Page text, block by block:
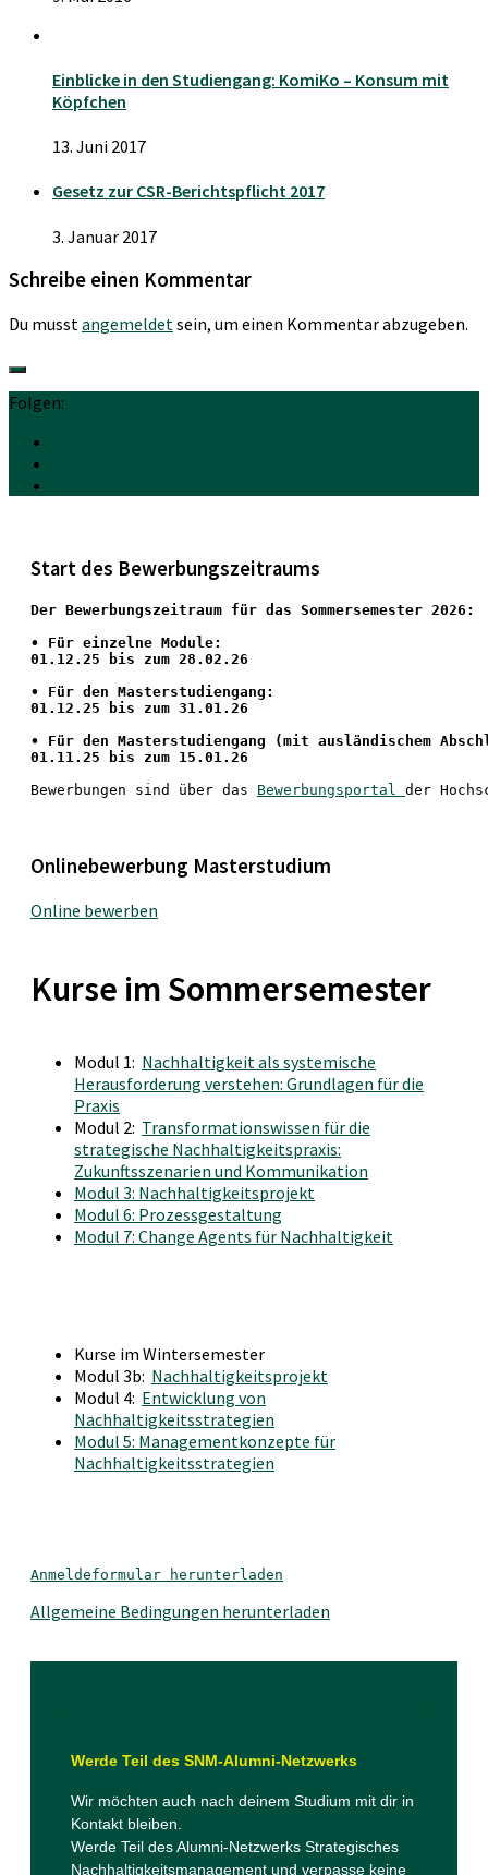
Einblicke in den Studiengang: KomiKo – Konsum mit
Köpfchen
13. Juni 2017
Gesetz zur CSR-Berichtspflicht 2017
3. Januar 2017
Schreibe einen Kommentar
Du musstangemeldetsein, um einen Kommentar abzugeben.
Folgen:
Start des Bewerbungszeitraums
Der Bewerbungszeitraum für das Sommersemester 2026:
• Für einzelne Module:
01.12.25 bis zum 28.02.26
• Für den Masterstudiengang:
01.12.25 bis zum 31.01.26
• Für den Masterstudiengang (mit ausländischem
01.11.25 bis zum 15.01.26
Bewerbungen sind über das Bewerbungsportal der
Onlinebewerbung Masterstudium
Online bewerben
Kurse im Sommersemester
Modul 1: Nachhaltigkeit als systemische
Herausforderung verstehen: Grundlagen für die
Praxis
Modul 2: Transformationswissen für die
strategische Nachhaltigkeitspraxis:
Zukunftsszenarien und Kommunikation
Modul 3: Nachhaltigkeitsprojekt
Modul 6: Prozessgestaltung
Modul 7: Change Agents für Nachhaltigkeit
Kurse im Wintersemester
Modul 3b: Nachhaltigkeitsprojekt
Modul 4: Entwicklung von
Nachhaltigkeitsstrategien
Modul 5: Managementkonzepte für
Nachhaltigkeitsstrategien
Anmeldeformular herunterladen
Allgemeine Bedingungen herunterladen